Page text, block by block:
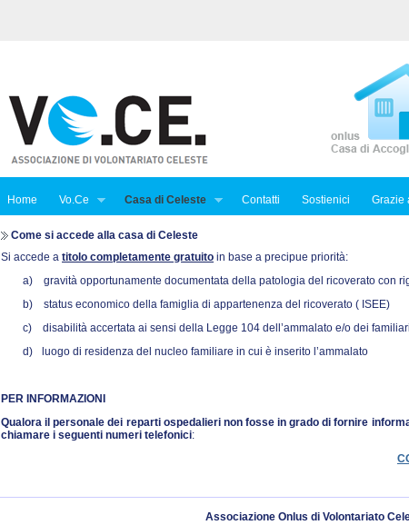
Home Vo.Ce Casa di Celeste Contatti Sostienici Grazie
Come si accede alla casa di Celeste
Si accede a titolo completamente gratuito in base a precipue priorità:
a)
gravità opportunamente documentata della patologia del ricoverato con
b)
status economico della famiglia di appartenenza del ricoverato ( ISEE)
c)
disabilità accertata ai sensi della Legge 104 dell’ammalato e/o dei
d)
luogo di residenza del nucleo familiare in cui è inserito l’ammalato
PER INFORMAZIONI
Qualora il personale dei reparti ospedalieri non fosse in grado di fornire
chiamare i seguenti numeri telefonici:
Associazione Onlus di Volontariato